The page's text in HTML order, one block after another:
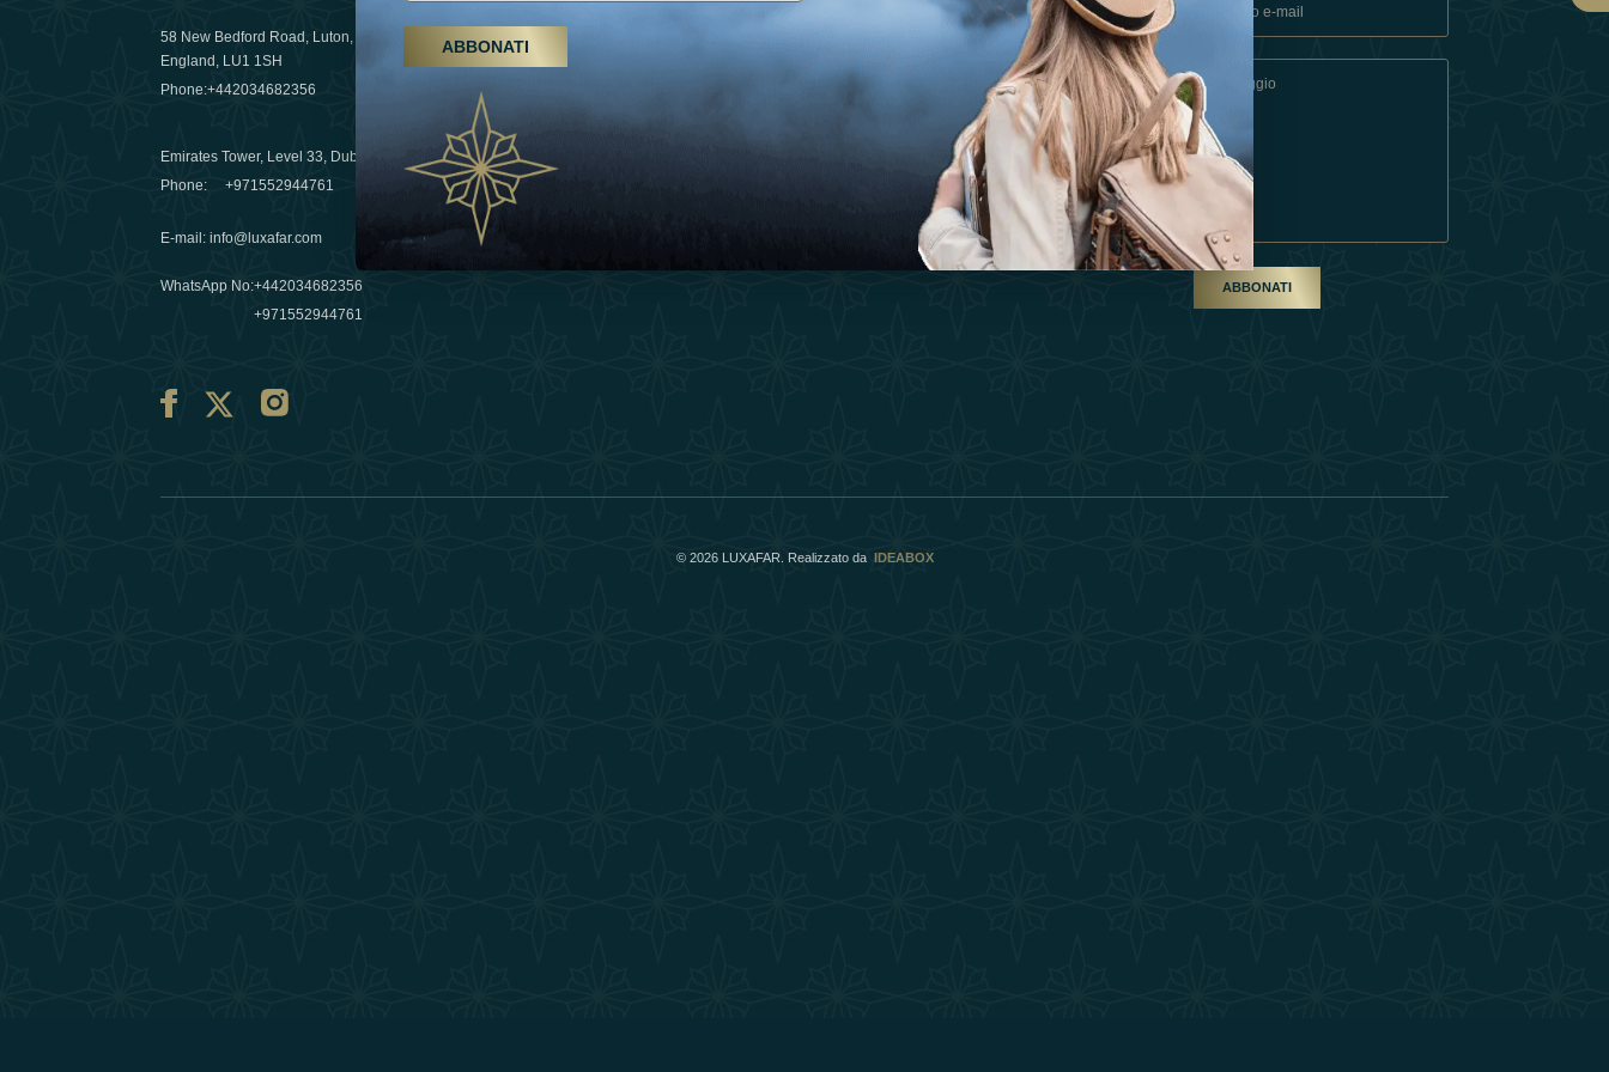
58 New Bedford Road, Luton,
England, LU1 1SH
Phone:+442034682356
Emirates Tower, Level 33, Dubai, UAE
Phone:+971552944761
E-mail :info@luxafar.com
WhatsApp No:+442034682356
+971552944761
Escursioni, trattamenti termali e yoga, gli
Emirati Arabi Uniti crescono come
destinazione del benessere
03 April 2025
Évasions hivernales pour les voyageurs des
Émirats: refinir le voyage de luxe
10 March 2025
Esperienza
Termini E Condizioni
Diventa Un Partner
Our Team
ABBONATI
© 2026 LUXAFAR. Realizzato da IDEABOX
ABBONATI